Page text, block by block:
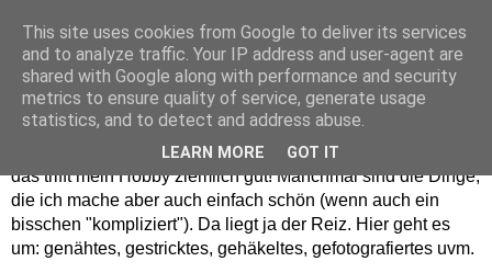
Willkommen in meinem "Wohnzimmer". Einfach und schön -
das trifft mein Hobby ziemlich gut! Manchmal sind die Dinge,
die ich mache aber auch einfach schön (wenn auch ein
bisschen "kompliziert"). Da liegt ja der Reiz. Hier geht es
um: genähtes, gestricktes, gehäkeltes, gefotografiertes uvm.
This site uses cookies from Google to deliver its services
and to analyze traffic. Your IP address and user-agent are
shared with Google along with performance and security
metrics to ensure quality of service, generate usage
statistics, and to detect and address abuse.
LEARN MORE GOT IT